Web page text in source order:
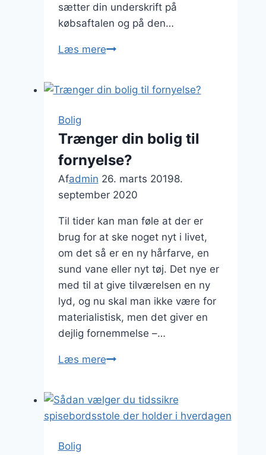
sætter din underskrift på
købsaftalen og på den…
Læs mereKøb
husk
Bolig
Trænger din bolig til
fornyelse?
Afadmin 26. marts 20198.
september 2020
Til tider kan man føle at der er
brug for at ske noget nyt i livet,
om det så er en ny hårfarve, en
sund vane eller nyt tøj. Det nye er
med til at give tilværelsen en ny
lyd, og nu skal man ikke være for
materialistisk, men det giver en
dejlig fornemmelse –…
Læs mereTrænger
til
fornyelse?
Bolig